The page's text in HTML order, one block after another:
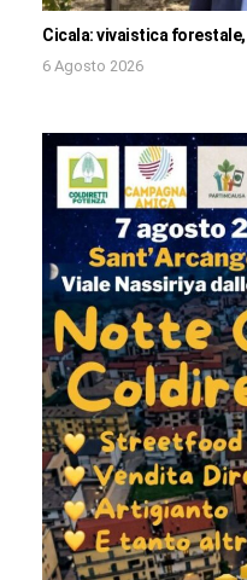
Cicala: vivaistica
6 Agosto 2026